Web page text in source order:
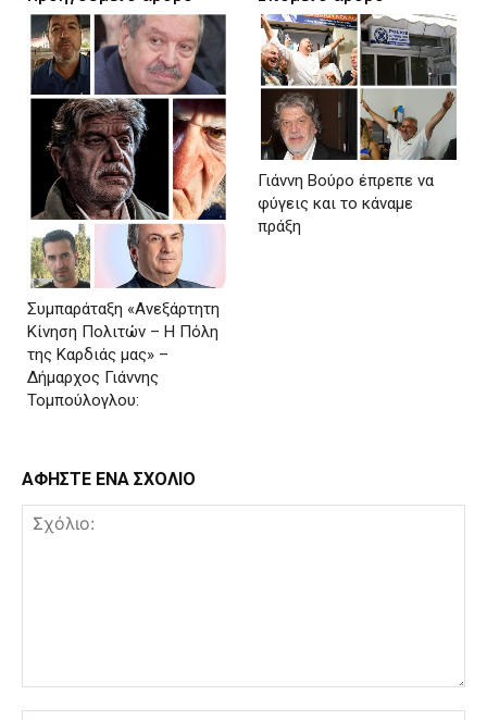
Συμπαράταξη «Ανεξάρτητη
Κίνηση Πολιτών – Η Πόλη
της Καρδιάς μας» –
Δήμαρχος Γιάννης
Τομπούλογλου:
Γιάννη Βούρο έπρεπε να
φύγεις και το κάναμε
πράξη
ΑΦΗΣΤΕ ΕΝΑ ΣΧΟΛΙΟ